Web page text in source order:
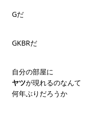
Gだ
GKBRだ
自分の部屋に
ヤツが現れるのなんて
何年ぶりだろうか